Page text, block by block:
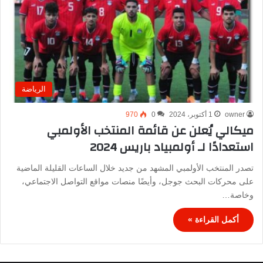
الرياضة
owner 1 أكتوبر، 2024 0
970
ميكالي يُعلن عن قائمة المنتخب الأولمبي
استعدادًا لـ أولمبياد باريس 2024
تصدر المنتخب الأولمبي المشهد من جديد خلال الساعات القليلة الماضية
على محركات البحث جوجل، وأيضًا منصات مواقع التواصل الاجتماعي،
وخاصة…
أكمل القراءة »